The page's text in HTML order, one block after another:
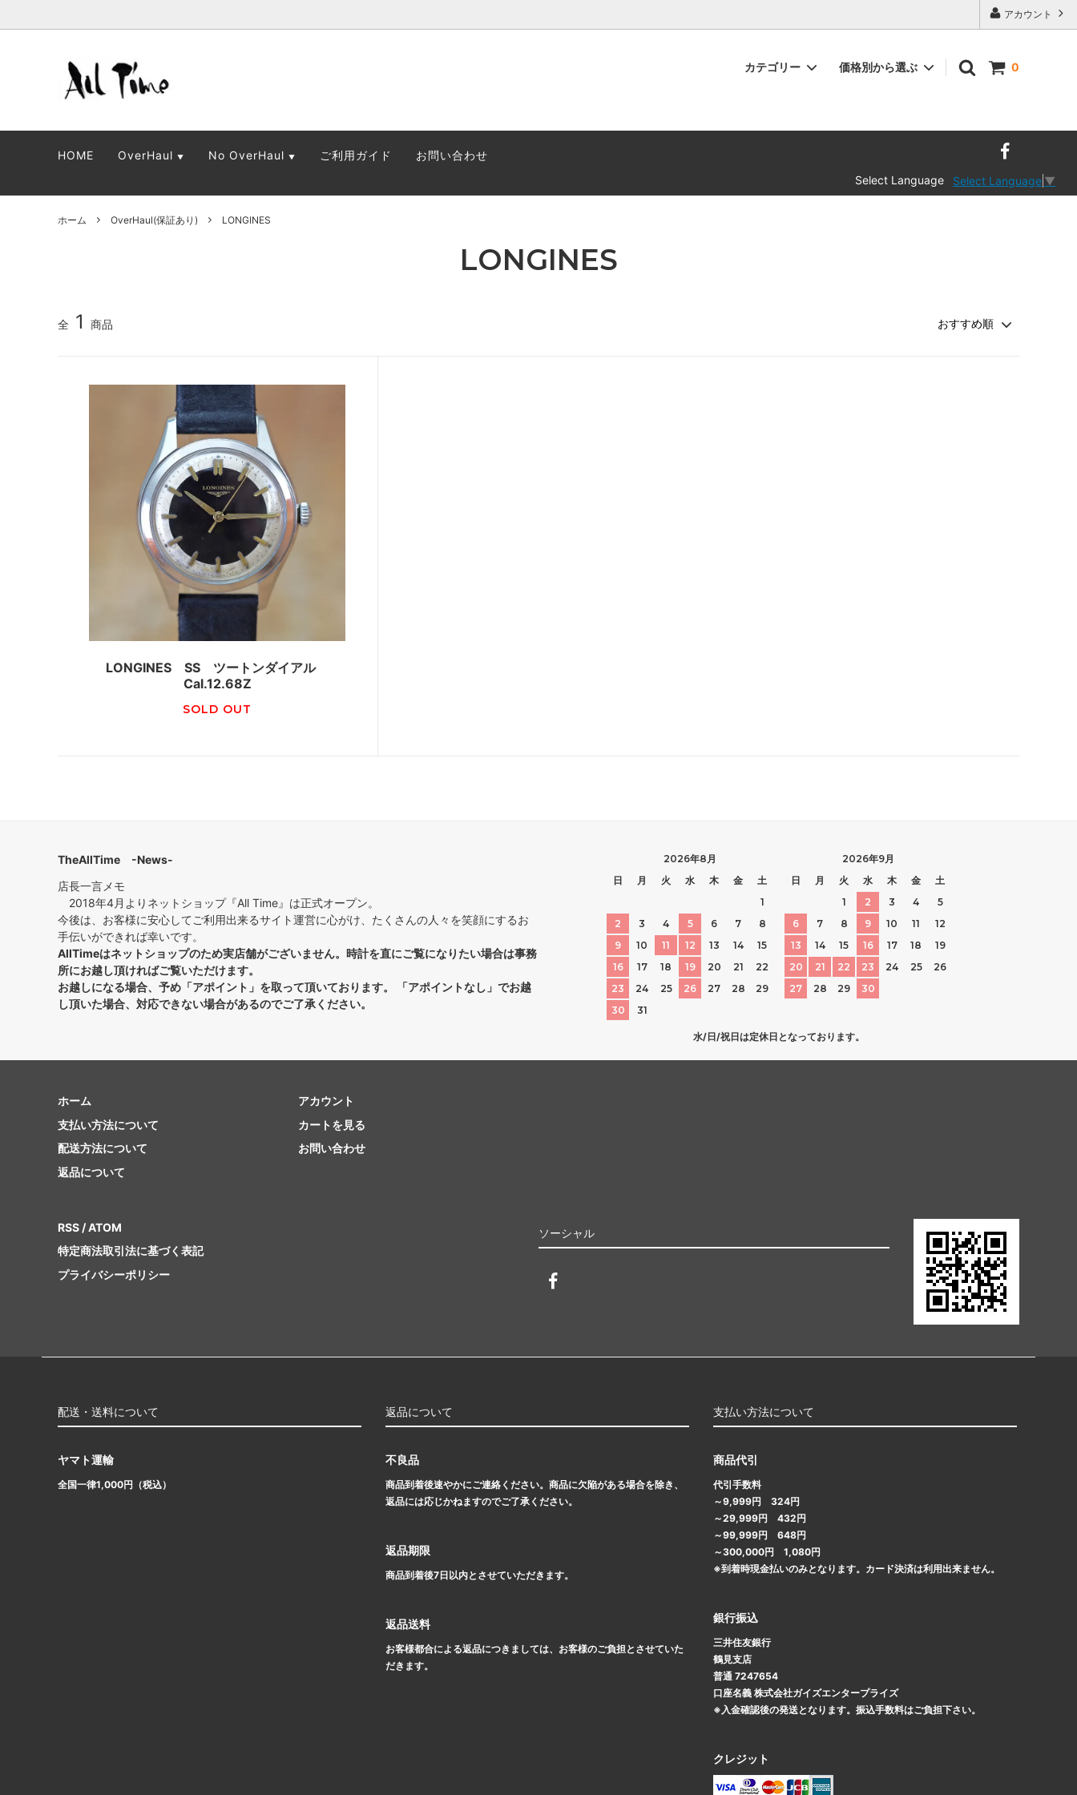
アカウント
0
カテゴリー 価格別から選ぶ
HOME OverHaul ▼ No OverHaul ▼ ご利用ガイド
お問い合わせ
Select Language
Select Language ▼
ホーム OverHaul(保証あり) LONGINES
LONGINES
全 1 商品
LONGINES SS ツートンダイアル
Cal.12.68Z
SOLD OUT
TheAllTime -News-
店長一言メモ
2018年4月よりネットショップ『All Time』は正式オープン。
今後は、お客様に安心してご利用出来るサイト運営に心がけ、たくさんの人々を笑顔にするお
手伝いができれば幸いです。
AllTimeはネットショップのため実店舗がございません。時計を直にご覧になりたい場合は事務
所にお越し頂ければご覧いただけます。
お越しになる場合、予め「アポイント」を取って頂いております。 「アポイントなし」でお越
し頂いた場合、対応できない場合があるのでご了承ください。
2026年8月
日
月 火 水 木 金
土
1
2
3 4 5 6 7
8
9
10 11 12 13 14
15
16
17 18 19 20 21
22
23
24 25 26 27 28
29
30
31
2026年9月
日
月 火 水 木 金
土
1
2 3 4
5
6
7 8 9 10 11
12
13
14 15 16 17 18
19
20
21 22 23 24 25
26
27
28 29 30
水/日/祝日は定休日となっております。
ホーム
支払い方法について
配送方法について
返品について
アカウント
カートを見る
お問い合わせ
ソーシャル
RSS /ATOM
特定商法取引法に基づく表記
プライバシーポリシー
配送・送料について
ヤマト運輸
全国一律1,000円（税込）
返品について
不良品
商品到着後速やかにご連絡ください。商品に欠陥がある場合を除き、
返品には応じかねますのでご了承ください。
返品期限
商品到着後7日以内とさせていただきます。
返品送料
お客様都合による返品につきましては、お客様のご負担とさせていた
だきます。
支払い方法について
商品代引
代引手数料
～9,999円 324円
～29,999円 432円
～99,999円 648円
～300,000円 1,080円
※到着時現金払いのみとなります。カード決済は利用出来ません。
銀行振込
三井住友銀行
鶴見支店
普通 7247654
口座名義 株式会社ガイズエンタープライズ
※入金確認後の発送となります。振込手数料はご負担下さい。
クレジット